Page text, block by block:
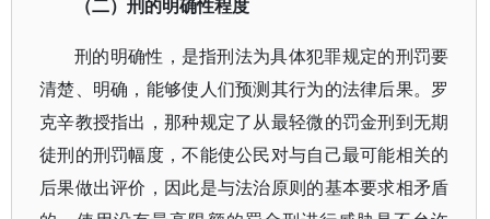
（二）刑的明确性程度
刑的明确性，是指刑法为具体犯罪规定的刑罚要
清楚、明确，能够使人们预测其行为的法律后果。罗
克辛教授指出，那种规定了从最轻微的罚金刑到无期
徒刑的刑罚幅度，不能使公民对与自己最可能相关的
后果做出评价，因此是与法治原则的基本要求相矛盾